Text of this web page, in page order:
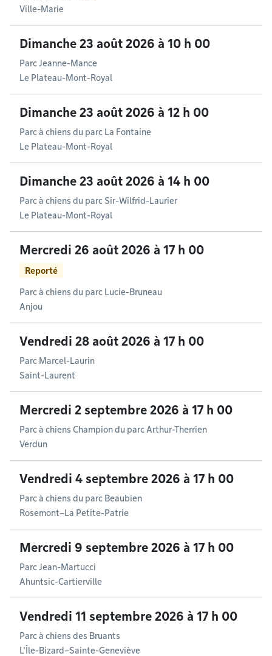
Ville-Marie
Dimanche 23 août 2026 à 10 h 00
Parc Jeanne-Mance
Le Plateau-Mont-Royal
Dimanche 23 août 2026 à 12 h 00
Parc à chiens du parc La Fontaine
Le Plateau-Mont-Royal
Dimanche 23 août 2026 à 14 h 00
Parc à chiens du parc Sir-Wilfrid-Laurier
Le Plateau-Mont-Royal
Mercredi 26 août 2026 à 17 h 00
Reporté
Parc à chiens du parc Lucie-Bruneau
Anjou
Vendredi 28 août 2026 à 17 h 00
Parc Marcel-Laurin
Saint-Laurent
Mercredi 2 septembre 2026 à 17 h 00
Parc à chiens Champion du parc Arthur-Therrien
Verdun
Vendredi 4 septembre 2026 à 17 h 00
Parc à chiens du parc Beaubien
Rosemont–La Petite-Patrie
Mercredi 9 septembre 2026 à 17 h 00
Parc Jean-Martucci
Ahuntsic-Cartierville
Vendredi 11 septembre 2026 à 17 h 00
Parc à chiens des Bruants
L'Île-Bizard–Sainte-Geneviève